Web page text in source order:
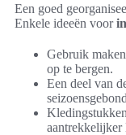
Een goed
Enkele ideeën voor
Gebruik
op te bergen.
Een deel van
aantrekkelijker